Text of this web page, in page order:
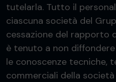
tutelarla. Tutto il
ciascuna società del
cessazione del rapporto
è tenuto a non
le conoscenze tecniche,
commerciali della